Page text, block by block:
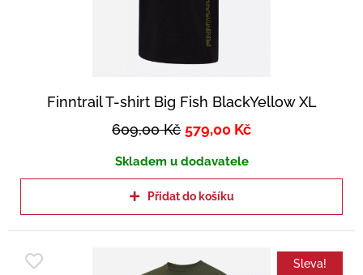
Finntrail T-shirt Big Fish BlackYellow XL
609,00Kč 579,00 Kč
Skladem u dodavatele
Přidat do košíku
Sleva!